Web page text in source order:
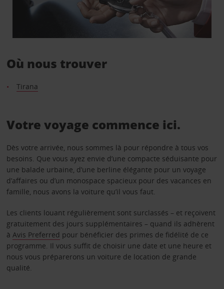
Où nous trouver
Tirana
Votre voyage commence ici.
Dès votre arrivée, nous sommes là pour répondre à tous vos
besoins. Que vous ayez envie d’une compacte séduisante pour
une balade urbaine, d’une berline élégante pour un voyage
d’affaires ou d’un monospace spacieux pour des vacances en
famille, nous avons la voiture qu’il vous faut.
Les clients louant régulièrement sont surclassés – et reçoivent
gratuitement des jours supplémentaires – quand ils adhèrent
à Avis Preferred pour bénéficier des primes de fidélité de ce
programme. Il vous suffit de choisir une date et une heure et
nous vous préparerons un voiture de location de grande
qualité.